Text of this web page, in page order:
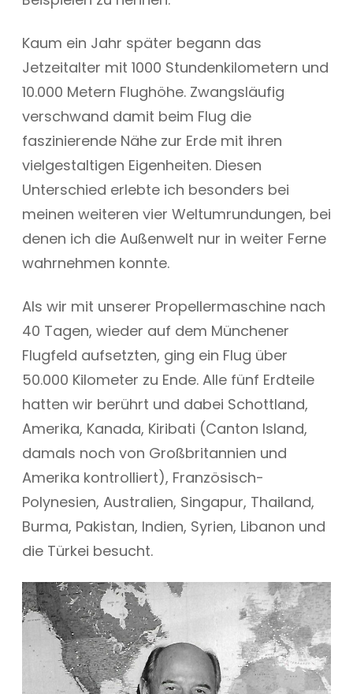
Kaum ein Jahr später begann das
Jetzeitalter mit 1000 Stundenkilometern und
10.000 Metern Flughöhe. Zwangsläufig
verschwand damit beim Flug die
faszinierende Nähe zur Erde mit ihren
vielgestaltigen Eigenheiten. Diesen
Unterschied erlebte ich besonders bei
meinen weiteren vier Weltumrundungen, bei
denen ich die Außenwelt nur in weiter Ferne
wahrnehmen konnte.
Als wir mit unserer Propellermaschine nach
40 Tagen, wieder auf dem Münchener
Flugfeld aufsetzten, ging ein Flug über
50.000 Kilometer zu Ende. Alle fünf Erdteile
hatten wir berührt und dabei Schottland,
Amerika, Kanada, Kiribati (Canton Island,
damals noch von Großbritannien und
Amerika kontrolliert), Französisch-
Polynesien, Australien, Singapur, Thailand,
Burma, Pakistan, Indien, Syrien, Libanon und
die Türkei besucht.